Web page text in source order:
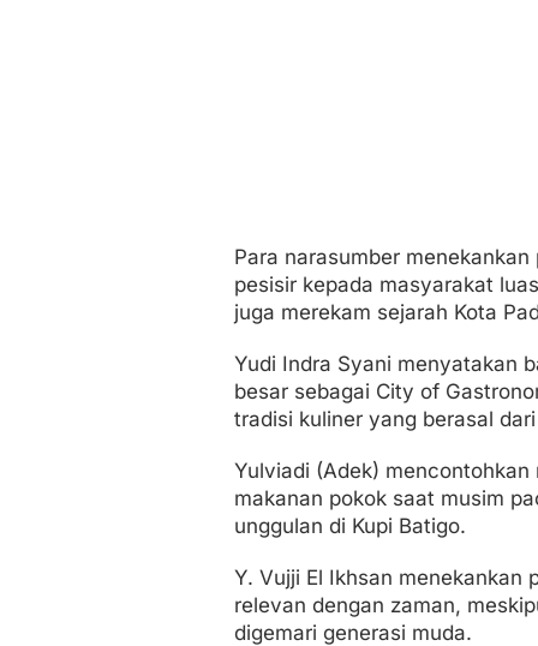
Para narasumber
pesisir kepada masyarakat
juga merekam sejarah Kota
Yudi Indra Syani menyatakan
besar sebagai City of
tradisi kuliner yang berasal
Yulviadi (Adek)
makanan pokok saat musim
unggulan di Kupi Batigo.
Y. Vujji El Ikhsan
relevan dengan zaman,
digemari generasi muda.